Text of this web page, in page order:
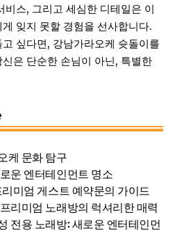
비스, 그리고 세심한 디테일은 이
잊지 못할 경험을 선사합니다.
싶다면, 강남가라오케 슛돌이를
은 단순한 손님이 아닌, 특별한
케 문화 탐구
운 엔터테인먼트 명소
미엄 게스트 예약문의 가이드
리미엄 노래방의 럭셔리한 매력
전용 노래방: 새로운 엔터테인먼